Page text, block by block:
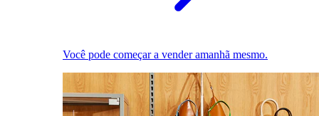
Você pode começar a vender amanhã mesmo.